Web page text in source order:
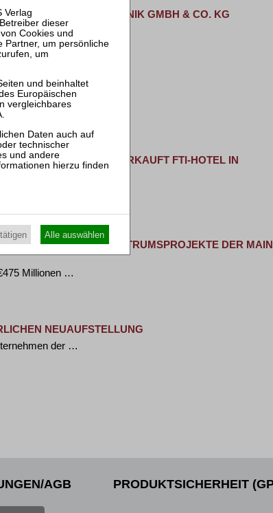
INDUSTRIE-TECHNIK GMBH & CO. KG
die Armira …
…
& KOLLEGEN VERKAUFT FTI-HOTEL IN
des …
FÜR RECHENZENTRUMSPROJEKTE DER
Millionen …
NEUAUFSTELLUNG
der …
AGB PRODUKTSICHERHEIT
Alle auswählen